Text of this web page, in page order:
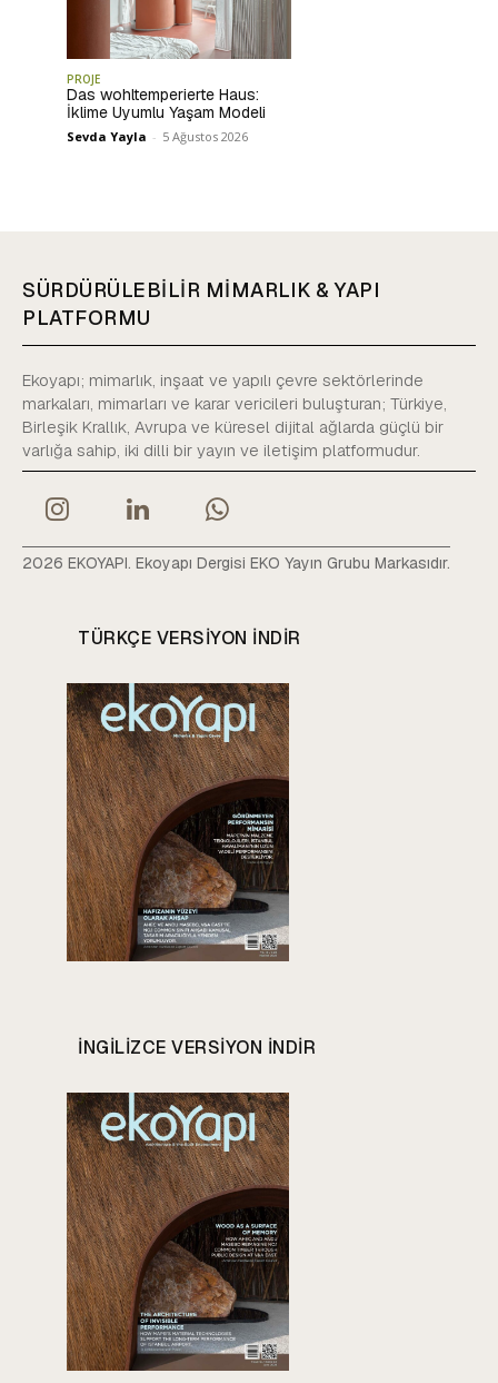
PROJE
Das wohltemperierte Haus:
İklime Uyumlu Yaşam Modeli
Sevda Yayla - 5 Ağustos 2026
SÜRDÜRÜLEBİLİR MİMARLIK & YAPI
PLATFORMU
Ekoyapı; mimarlık, inşaat ve yapılı çevre sektörlerinde
markaları, mimarları ve karar vericileri buluşturan; Türkiye,
Birleşik Krallık, Avrupa ve küresel dijital ağlarda güçlü bir
varlığa sahip, iki dilli bir yayın ve iletişim platformudur.
2026 EKOYAPI. Ekoyapı Dergisi EKO Yayın Grubu Markasıdır.
TÜRKÇE VERSIYON INDIR
INGILIZCE VERSIYON INDIR